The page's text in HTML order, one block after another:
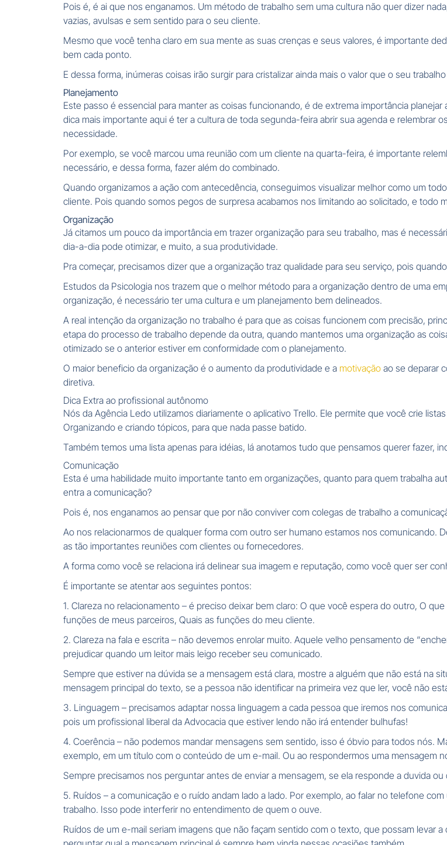
Pois é, é ai que nos enganamos. Um método de trabalho sem uma cultura não quer dizer
vazias, avulsas e sem sentido para o seu cliente.
Mesmo que você tenha claro em sua mente as suas crenças e seus valores, é importante
bem cada ponto.
E dessa forma, inúmeras coisas irão surgir para cristalizar ainda mais o valor que o seu
Planejamento
Este passo é essencial para manter as coisas funcionando, é de extrema importância
dica mais importante aqui é ter a cultura de toda segunda-feira abrir sua agenda e relembrar
necessidade.
Por exemplo, se você marcou uma reunião com um cliente na quarta-feira, é importante
necessário, e dessa forma, fazer além do combinado.
Quando organizamos a ação com antecedência, conseguimos visualizar melhor como um
cliente. Pois quando somos pegos de surpresa acabamos nos limitando ao solicitado, e todo
Organização
Já citamos um pouco da importância em trazer organização para seu trabalho, mas é
dia-a-dia pode otimizar, e muito, a sua produtividade.
Pra começar, precisamos dizer que a organização traz qualidade para seu serviço, pois
Estudos da Psicologia nos trazem que o melhor método para a organização dentro de uma
organização, é necessário ter uma cultura e um planejamento bem delineados.
A real intenção da organização no trabalho é para que as coisas funcionem com precisão,
etapa do processo de trabalho depende da outra, quando mantemos uma organização as
otimizado se o anterior estiver em conformidade com o planejamento.
O maior beneficio da organização é o aumento da produtividade e a motivação ao se deparar
diretiva.
Dica Extra ao profissional autônomo
Nós da Agência Ledo utilizamos diariamente o aplicativo Trello. Ele permite que você crie
Organizando e criando tópicos, para que nada passe batido.
Também temos uma lista apenas para idéias, lá anotamos tudo que pensamos querer fazer,
Comunicação
Esta é uma habilidade muito importante tanto em organizações, quanto para quem trabalha
entra a comunicação?
Pois é, nos enganamos ao pensar que por não conviver com colegas de trabalho a
Ao nos relacionarmos de qualquer forma com outro ser humano estamos nos comunicando.
as tão importantes reuniões com clientes ou fornecedores.
A forma como você se relaciona irá delinear sua imagem e reputação, como você quer ser
É importante se atentar aos seguintes pontos:
1. Clareza no relacionamento – é preciso deixar bem claro: O que você espera do outro, O
funções de meus parceiros, Quais as funções do meu cliente.
2. Clareza na fala e escrita – não devemos enrolar muito. Aquele velho pensamento de
prejudicar quando um leitor mais leigo receber seu comunicado.
Sempre que estiver na dúvida se a mensagem está clara, mostre a alguém que não está na
mensagem principal do texto, se a pessoa não identificar na primeira vez que ler, você não
3. Linguagem – precisamos adaptar nossa linguagem a cada pessoa que iremos nos
pois um profissional liberal da Advocacia que estiver lendo não irá entender bulhufas!
4. Coerência – não podemos mandar mensagens sem sentido, isso é óbvio para todos nós.
exemplo, em um título com o conteúdo de um e-mail. Ou ao respondermos uma mensagem
Sempre precisamos nos perguntar antes de enviar a mensagem, se ela responde a duvida
5. Ruídos – a comunicação e o ruído andam lado a lado. Por exemplo, ao falar no telefone
trabalho. Isso pode interferir no entendimento de quem o ouve.
Ruídos de um e-mail seriam imagens que não façam sentido com o texto, que possam levar